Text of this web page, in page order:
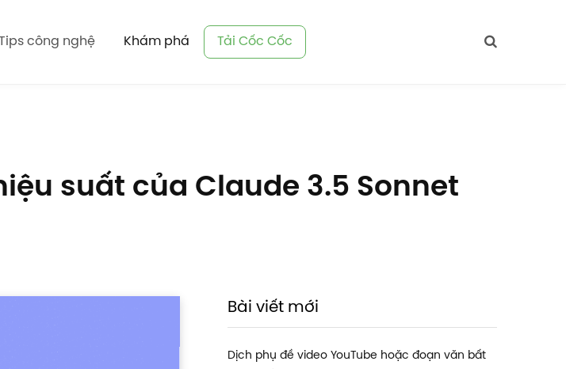
công nghệ Khám phá Tải Cốc Cốc
suất của Claude 3.5 Sonnet
Bài viết mới
Dịch phụ đề video YouTube hoặc đoạn văn bất